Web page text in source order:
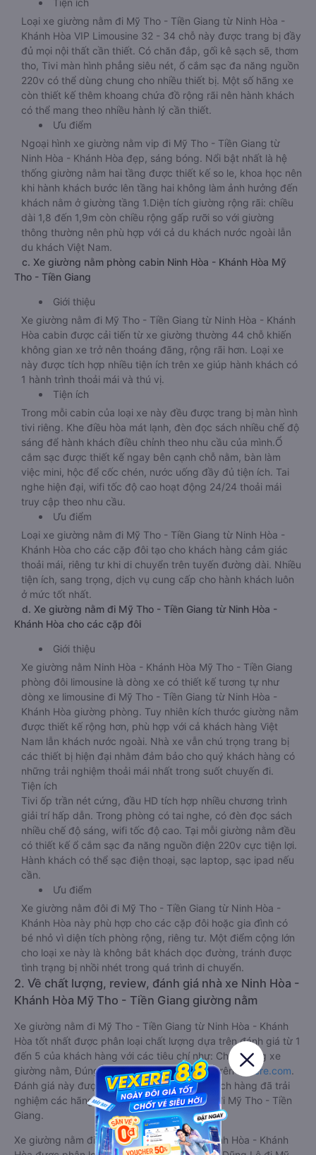
Tiện ích
Loại xe giường nằm đi Mỹ Tho - Tiền Giang từ Ninh Hòa -
Khánh Hòa VIP Limousine 32 - 34 chỗ này được trang bị đầy
đủ mọi nội thất cần thiết. Có chăn đắp, gối kê sạch sẽ, thơm
tho, Tivi màn hình phẳng siêu nét, ổ cắm sạc đa năng nguồn
220v có thể dùng chung cho nhiều thiết bị. Một số hãng xe
còn thiết kế thêm khoang chứa đồ rộng rãi nên hành khách
có thể mang theo nhiều hành lý cần thiết.
Ưu điểm
Ngoại hình xe giường nằm vip đi Mỹ Tho - Tiền Giang từ
Ninh Hòa - Khánh Hòa đẹp, sáng bóng. Nổi bật nhất là hệ
thống giường nằm hai tầng được thiết kế so le, khoa học nên
khi hành khách bước lên tầng hai không làm ảnh hưởng đến
khách nằm ở giường tầng 1.Diện tích giường rộng rãi: chiều
dài 1,8 đến 1,9m còn chiều rộng gấp rưỡi so với giường
thông thường nên phù hợp với cả du khách nước ngoài lẫn
du khách Việt Nam.
c. Xe giường nằm phòng cabin Ninh Hòa - Khánh Hòa Mỹ
Tho - Tiền Giang
Giới thiệu
Xe giường nằm đi Mỹ Tho - Tiền Giang từ Ninh Hòa - Khánh
Hòa cabin được cải tiến từ xe giường thường 44 chỗ khiến
không gian xe trở nên thoáng đãng, rộng rãi hơn. Loại xe
này được tích hợp nhiều tiện ích trên xe giúp hành khách có
1 hành trình thoải mái và thú vị.
Tiện ích
Trong mỗi cabin của loại xe này đều được trang bị màn hình
tivi riêng. Khe điều hòa mát lạnh, đèn đọc sách nhiều chế độ
sáng để hành khách điều chỉnh theo nhu cầu của mình.Ổ
cắm sạc được thiết kế ngay bên cạnh chỗ nằm, bàn làm
việc mini, hộc để cốc chén, nước uống đầy đủ tiện ích. Tai
nghe hiện đại, wifi tốc độ cao hoạt động 24/24 thoải mái
truy cập theo nhu cầu.
Ưu điểm
Loại xe giường nằm đi Mỹ Tho - Tiền Giang từ Ninh Hòa -
Khánh Hòa cho các cặp đôi tạo cho khách hàng cảm giác
thoải mái, riêng tư khi di chuyển trên tuyến đường dài. Nhiều
tiện ích, sang trọng, dịch vụ cung cấp cho hành khách luôn
ở mức tốt nhất.
d. Xe giường nằm đi Mỹ Tho - Tiền Giang từ Ninh Hòa -
Khánh Hòa cho các cặp đôi
Giới thiệu
Xe giường nằm Ninh Hòa - Khánh Hòa Mỹ Tho - Tiền Giang
phòng đôi limousine là dòng xe có thiết kế tương tự như
dòng xe limousine đi Mỹ Tho - Tiền Giang từ Ninh Hòa -
Khánh Hòa giường phòng. Tuy nhiên kích thước giường nằm
được thiết kế rộng hơn, phù hợp với cả khách hàng Việt
Nam lẫn khách nước ngoài. Nhà xe vẫn chú trọng trang bị
các thiết bị hiện đại nhằm đảm bảo cho quý khách hàng có
những trải nghiệm thoải mái nhất trong suốt chuyến đi.
Tiện ích
Tivi ốp trần nét cứng, đầu HD tích hợp nhiều chương trình
giải trí hấp dẫn. Trong phòng có tai nghe, có đèn đọc sách
nhiều chế độ sáng, wifi tốc độ cao. Tại mỗi giường nằm đều
có thiết kế ổ cắm sạc đa năng nguồn điện 220v cực tiện lợi.
Hành khách có thể sạc điện thoại, sạc laptop, sạc ipad nếu
cần.
Ưu điểm
Xe giường nằm đôi đi Mỹ Tho - Tiền Giang từ Ninh Hòa -
Khánh Hòa này phù hợp cho các cặp đôi hoặc gia đình có
bé nhỏ vì diện tích phòng rộng, riêng tư. Một điểm cộng lớn
cho loại xe này là không bắt khách dọc đường, tránh được
tình trạng bị nhồi nhét trong quá trình di chuyển.
2. Về chất lượng, review, đánh giá nhà xe Ninh Hòa -
Khánh Hòa Mỹ Tho - Tiền Giang giường nằm
Xe giường nằm đi Mỹ Tho - Tiền Giang từ Ninh Hòa - Khánh
Hòa tốt nhất được phân loại chất lượng dựa trên đánh giá từ 1
đến 5 của khách hàng với các tiêu chí như: Chất lượng xe
giường nằm, Đúng giờ, Chất lượng phục vụ trên Vexere.com.
Đánh giá này được viết trực tiếp bởi các khách hàng đã trải
nghiệm các hãng Xe Ninh Hòa - Khánh Hòa đi Mỹ Tho - Tiền
Giang.
Xe giường nằm đi Mỹ Tho - Tiền Giang từ Ninh Hòa - Khánh